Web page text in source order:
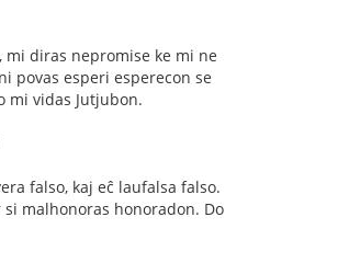
mi diras nepromise ke mi ne
povas esperi esperecon se
mi vidas Jutjubon.
falso, kaj eĉ laufalsa falso.
malhonoras honoradon. Do